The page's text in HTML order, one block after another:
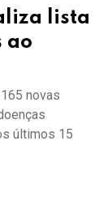
lista
ao
novas
últimos 15